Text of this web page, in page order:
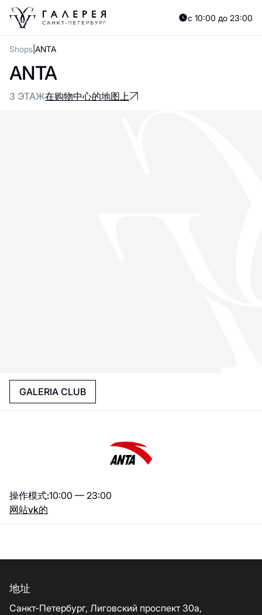
с 10:00 до 23:00
Shops ANTA
ANTA
3 ЭТАЖ在购物中心的地图上
GALERIA CLUB
操作模式:10:00 — 23:00
网站vk的
地址
Санкт-Петербург, Лиговский проспект 30а,